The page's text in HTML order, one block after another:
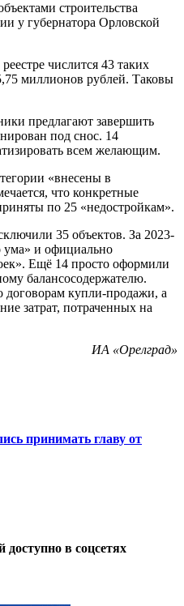
строительства
у губернатора Орловской
числится 43 таких
миллионов рублей. Таковы
предлагают завершить
под снос. 14
всем желающим.
«внесены в
что конкретные
по 25 «недостройкам».
35 объектов. За 2023-
ума» и официально
Ещё 14 просто оформили
балансосодержателю.
договорам купли-продажи, а
затрат, потраченных на
ИА «Орелград»
принимать главу от
доступно в соцсетях